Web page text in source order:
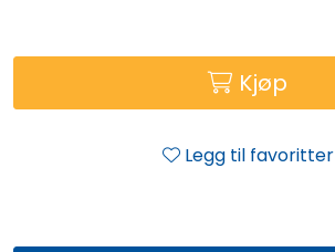
Kjøp
Legg til favoritter